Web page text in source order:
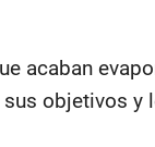
acaban
objetivos y